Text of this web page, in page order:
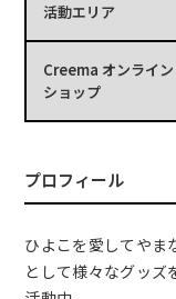
活動エリア
Creema オンライン
ショップ
プロフィール
ひよこを愛してやま
として様々なグッズ